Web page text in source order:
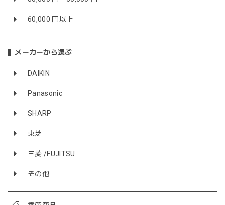
60,000 円以上
メーカーから選ぶ
DAIKIN
Panasonic
SHARP
東芝
三菱 /FUJITSU
その他